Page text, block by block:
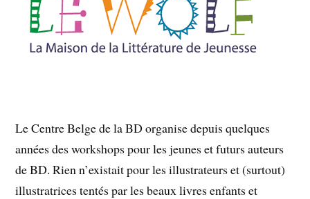
Le Centre Belge de la BD organise depuis quelques
années des workshops pour les jeunes et futurs auteurs
de BD. Rien n’existait pour les illustrateurs et (surtout)
illustratrices tentés par les beaux livres enfants et